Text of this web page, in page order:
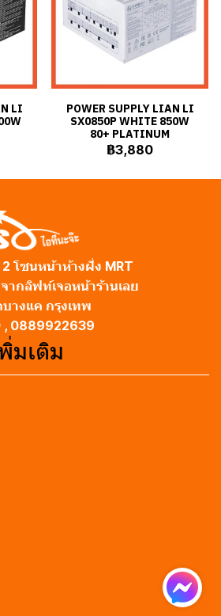
LI
POWER SUPPLY LIAN LI
SX0850P WHITE 850W
80+ PLATINUM
฿3,880
โซนหน้าห้างฝั่ง MRT
กลิฟท์เจอหน้าร้านเลย
างแค กรุงเทพ
0889922639
มเติม